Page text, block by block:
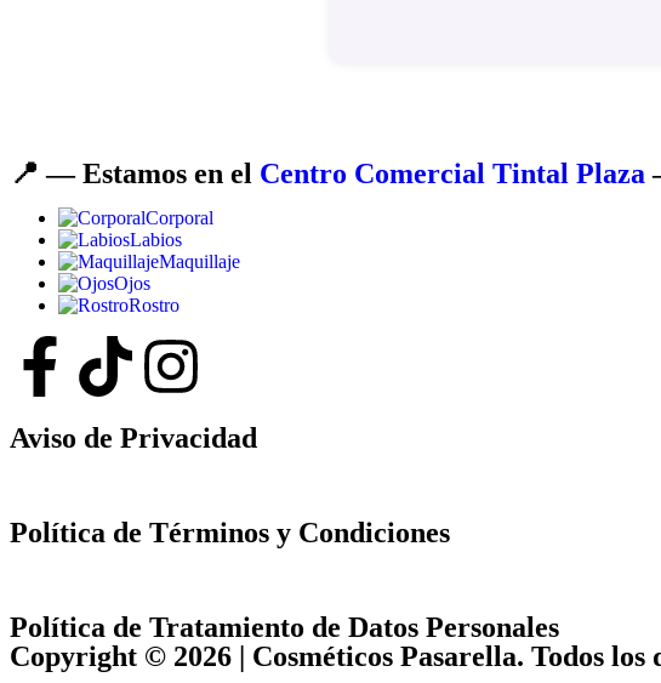
📍 — Estamos en el Centro Comercial Tintal Plaza
Corporal
Labios
Maquillaje
Ojos
Rostro
Aviso de Privacidad
Política de Términos y Condiciones
Política de Tratamiento de Datos Personales
Copyright © 2026 | Cosméticos Pasarella. Todos los